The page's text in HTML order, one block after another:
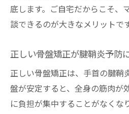
底します。ご自宅だからこそ、
談できるのが大きなメリットです
正しい骨盤矯正が腱鞘炎予防
正しい骨盤矯正は、手首の腱鞘
盤が安定すると、全身の筋肉が
に負担が集中することがなくな